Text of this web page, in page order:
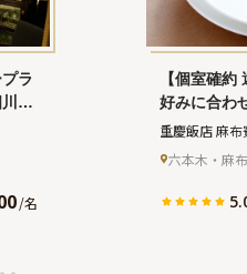
ラ
ダ
＋
/名
【個室確
好みに合わ
人気の中華
乾杯シャ
料理を堪能
重慶飯店 麻布
六本木・麻